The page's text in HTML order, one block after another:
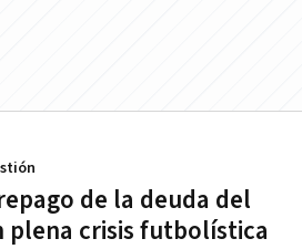
de la deuda del
plena crisis futbolística